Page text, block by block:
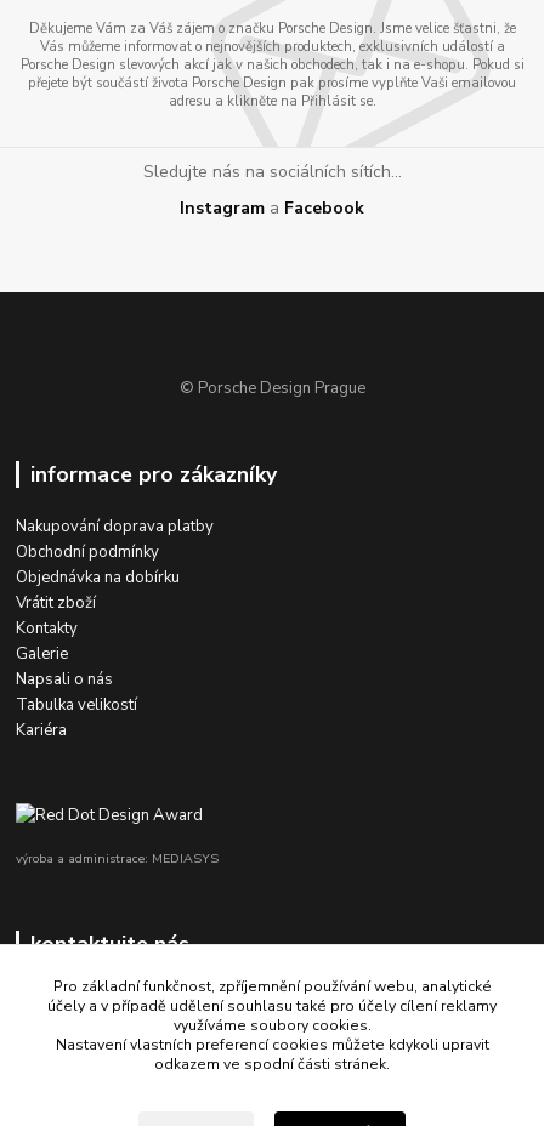
Děkujeme Vám za Váš zájem o značku Porsche Design. Jsme velice šťastni, že
Vás můžeme informovat o nejnovějších produktech, exklusivních událostí a
Porsche Design slevových akcí jak v našich obchodech, tak i na e-shopu. Pokud si
přejete být součástí života Porsche Design pak prosíme vyplňte Vaši emailovou
adresu a klikněte na Přihlásit se.
Sledujte nás na sociálních sítích...
Instagram a Facebook
© Porsche Design Prague
informace pro zákazníky
Nakupování doprava platby
Obchodní podmínky
Objednávka na dobírku
Vrátit zboží
Kontakty
Galerie
Napsali o nás
Tabulka velikostí
Kariéra
výroba a administrace: MEDIASYS
kontaktujte nás
+420 725 347 646
Pro základní funkčnost, zpříjemnění používání webu, analytické
účely a v případě udělení souhlasu také pro účely cílení reklamy
využíváme soubory cookies.
Nastavení vlastních preferencí cookies můžete kdykoli upravit
odkazem ve spodní části stránek.